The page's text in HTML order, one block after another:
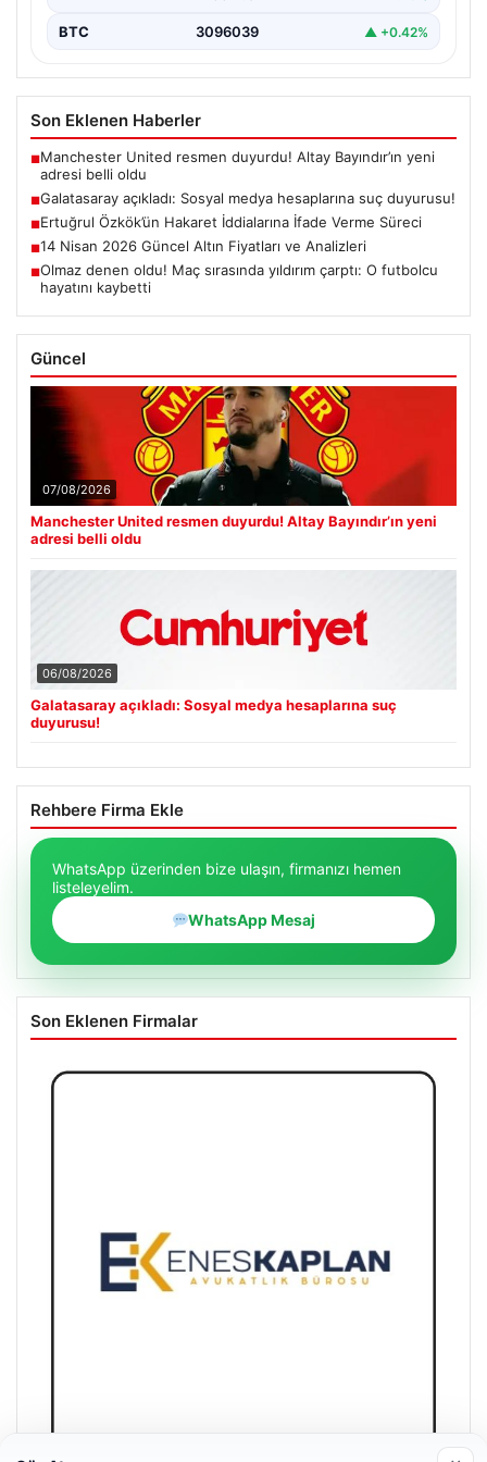
BTC 3096039 ▲ +0.42%
Son Eklenen Haberler
■Manchester United resmen duyurdu! Altay Bayındır’ın yeni
adresi belli oldu
■Galatasaray açıkladı: Sosyal medya hesaplarına suç duyurusu!
■Ertuğrul Özkök’ün Hakaret İddialarına İfade Verme Süreci
■14 Nisan 2026 Güncel Altın Fiyatları ve Analizleri
■Olmaz denen oldu! Maç sırasında yıldırım çarptı: O futbolcu
hayatını kaybetti
Güncel
07/08/2026
Manchester United resmen duyurdu! Altay Bayındır’ın yeni
adresi belli oldu
06/08/2026
Galatasaray açıkladı: Sosyal medya hesaplarına suç
duyurusu!
Rehbere Firma Ekle
WhatsApp üzerinden bize ulaşın, firmanızı hemen
listeleyelim.
WhatsApp Mesaj
Son Eklenen Firmalar